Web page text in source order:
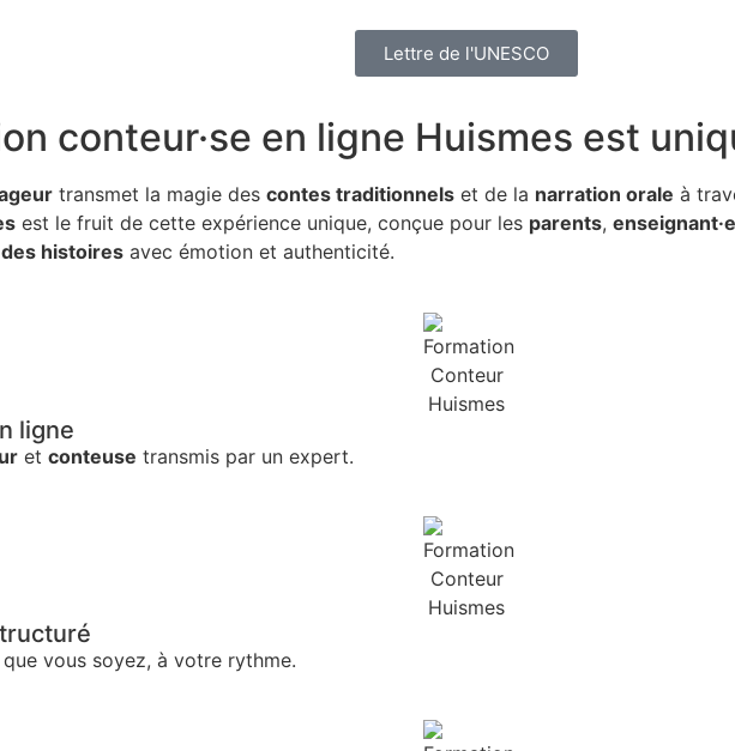
Lettre de l'UNESCO
conteur·se en ligne Huismes est
transmet la magie des contes traditionnels et de la narration orale à
est le fruit de cette expérience unique, conçue pour les parents,
histoires avec émotion et authenticité.
ligne
et conteuse transmis par un expert.
vous soyez, à votre rythme.